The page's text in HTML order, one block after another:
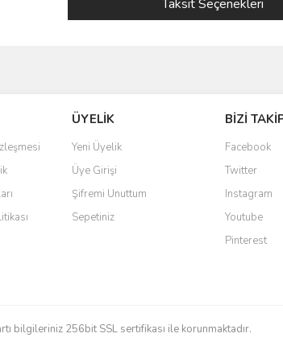
Taksit Seçenekleri
ÜYELİK
Yeni Üyelik
Üye Girişi
Şifremi Unuttum
Sepetiniz
BİZİ
Facebook
Twitter
Instagram
Youtube
Pinterest
bilgileriniz 256bit SSL sertifikası ile korunmaktadır.